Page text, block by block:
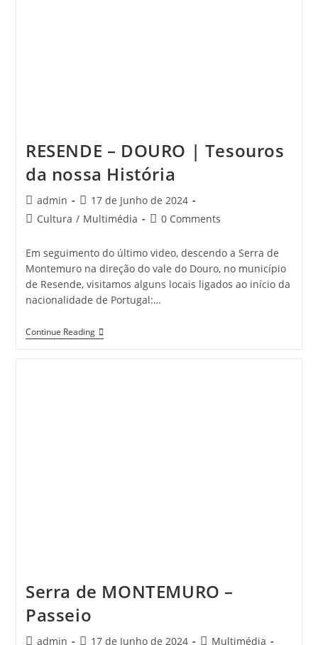
RESENDE – DOURO | Tesouros
da nossa História
Post
author:
admin
Post
published:
17 de Junho de 2024
PostCultura / Multimédia
Post0 Comments
Em seguimento do último video, descendo a Serra de
Montemuro na direção do vale do Douro, no município
de Resende, visitamos alguns locais ligados ao início da
nacionalidade de Portugal:…
Continue ReadingRESENDE
–
Serra de MONTEMURO –
Passeio
Postadmin
Post17 de Junho de 2024
PostMultimédia